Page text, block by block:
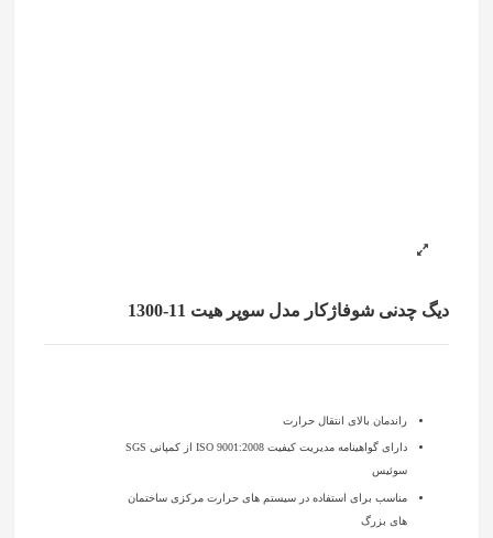
دیگ چدنی شوفاژکار مدل سوپر هیت 11-1300
راندمان بالای انتقال حرارت
دارای گواهینامه مدیریت کیفیت ISO 9001:2008 از کمپانی SGS
سوئیس
مناسب برای استفاده در سیستم های حرارت مرکزی ساختمان
های بزرگ